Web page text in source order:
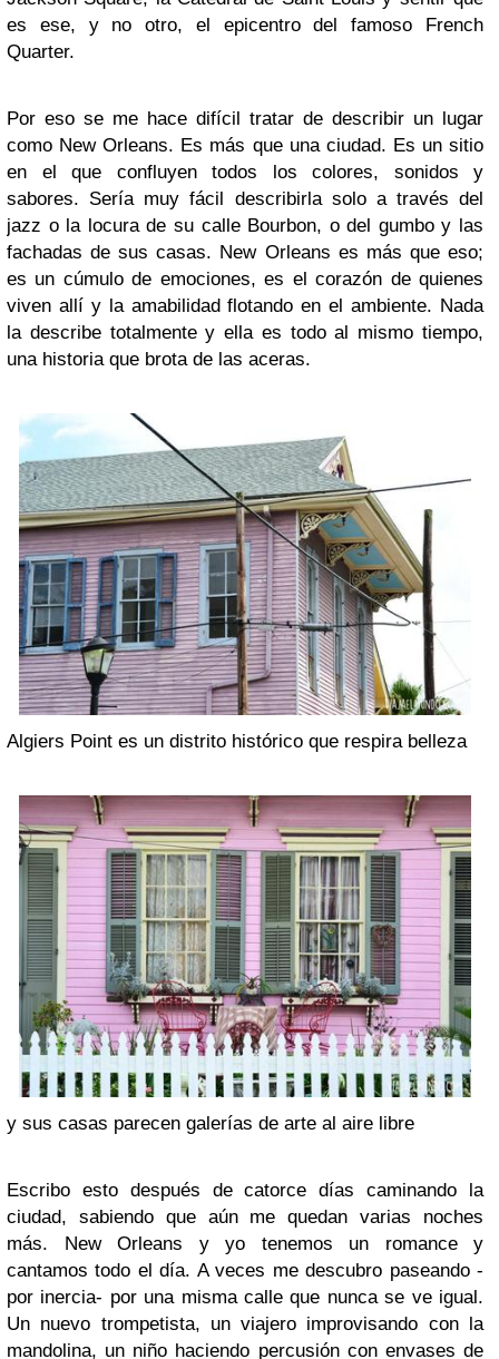
es ese, y no otro, el epicentro del famoso French
Quarter.
Por eso se me hace difícil tratar de describir un lugar
como New Orleans. Es más que una ciudad. Es un sitio
en el que confluyen todos los colores, sonidos y
sabores. Sería muy fácil describirla solo a través del
jazz o la locura de su calle Bourbon, o del gumbo y las
fachadas de sus casas. New Orleans es más que eso;
es un cúmulo de emociones, es el corazón de quienes
viven allí y la amabilidad flotando en el ambiente. Nada
la describe totalmente y ella es todo al mismo tiempo,
una historia que brota de las aceras.
Algiers Point es un distrito histórico que respira belleza
y sus casas parecen galerías de arte al aire libre
Escribo esto después de catorce días caminando la
ciudad, sabiendo que aún me quedan varias noches
más. New Orleans y yo tenemos un romance y
cantamos todo el día. A veces me descubro paseando -
por inercia- por una misma calle que nunca se ve igual.
Un nuevo trompetista, un viajero improvisando con la
mandolina, un niño haciendo percusión con envases de